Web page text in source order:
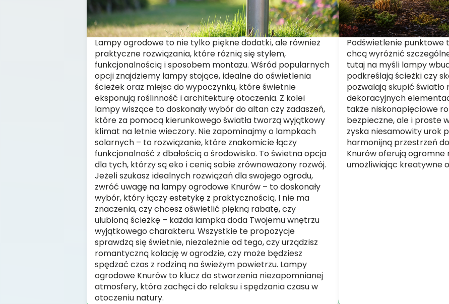
Lampy ogrodowe to nie tylko piękne dodatki, ale również
praktyczne rozwiązania, które różnią się stylem,
funkcjonalnością i sposobem montażu. Wśród popularnych
opcji znajdziemy lampy stojące, idealne do oświetlenia
ścieżek oraz miejsc do wypoczynku, które świetnie
eksponują roślinność i architekturę otoczenia. Z kolei
lampy wiszące to doskonały wybór do altan czy zadaszeń,
które za pomocą kierunkowego światła tworzą wyjątkowy
klimat na letnie wieczory. Nie zapominajmy o lampkach
solarnych – to rozwiązanie, które znakomicie łączy
funkcjonalność z dbałością o środowisko. To świetna opcja
dla tych, którzy są eko i cenią sobie zrównoważony rozwój.
Jeżeli szukasz idealnych rozwiązań dla swojego ogrodu,
zwróć uwagę na lampy ogrodowe Knurów – to doskonały
wybór, który łączy estetykę z praktycznością. I nie ma
znaczenia, czy chcesz oświetlić piękną rabatę, czy
ulubioną ścieżkę – każda lampka doda Twojemu wnętrzu
wyjątkowego charakteru. Wszystkie te propozycje
sprawdzą się świetnie, niezależnie od tego, czy urządzisz
romantyczną kolację w ogrodzie, czy może będziesz
spędzać czas z rodziną na świeżym powietrzu. Lampy
ogrodowe Knurów to klucz do stworzenia niezapomnianej
atmosfery, która zachęci do relaksu i spędzania czasu w
otoczeniu natury.
Podświetlenie punktowe
chcą wyróżnić
tutaj na myśli lampy
podkreślają ścieżki czy
pozwalają skupić
dekoracyjnych
także niskonapięciowe
bezpieczne, ale i proste
zyska niesamowity urok
harmonijną przestrzeń
Knurów oferują ogromne
umożliwiając kreatywne